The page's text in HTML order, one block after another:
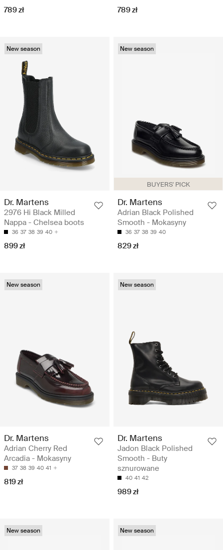
789 zł 789 zł
New season
Dr. Martens
2976 Hi Black Milled
Nappa - Chelsea boots
36 37 38 39 40
899 zł
BUYERS' PICK
New season
Dr. Martens
Adrian Black Polished
Smooth - Mokasyny
36 37 38 39 40
829 zł
New season
Dr. Martens
Adrian Cherry Red
Arcadia - Mokasyny
37 38 39 40 41
819 zł
New season
Dr. Martens
Jadon Black Polished
Smooth - Buty
sznurowane
40 41 42
989 zł
New season New season